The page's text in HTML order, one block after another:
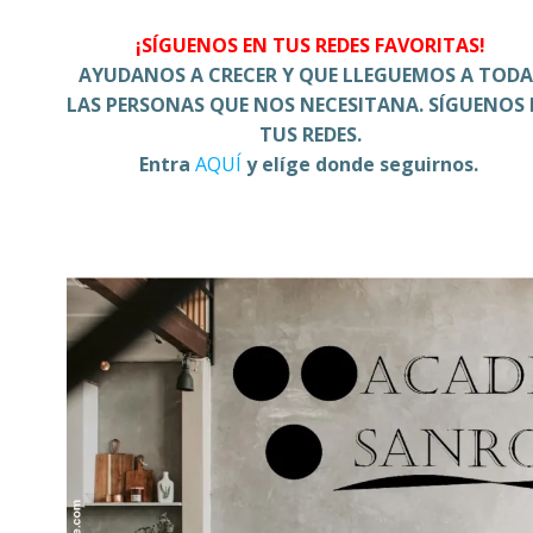
¡SÍGUENOS EN TUS REDES FAVORITAS!
AYUDANOS A CRECER Y QUE LLEGUEMOS A
LAS PERSONAS QUE NOS NECESITANA. SÍGUENOS
TUS REDES.
Entra AQUÍ y elíge donde seguirnos.